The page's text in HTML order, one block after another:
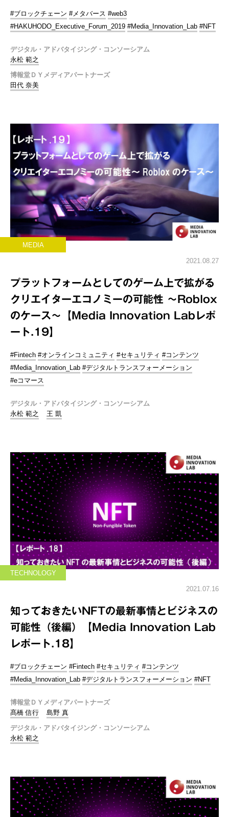
#ブロックチェーン #メタバース #web3
#HAKUHODO_Executive_Forum_2019 #Media_Innovation_Lab #NFT
デジタル・アドバタイジング・コンソーシアム
永松 範之
博報堂ＤＹメディアパートナーズ
田代 奈美
MEDIA
2021.08.27
プラットフォームとしてのゲーム上で拡がる
クリエイターエコノミーの可能性 ～Roblox
のケース～【Media Innovation Labレポ
ート.19】
#Fintech #オンラインコミュニティ #セキュリティ #コンテンツ
#Media_Innovation_Lab #デジタルトランスフォーメーション
#eコマース
デジタル・アドバタイジング・コンソーシアム
永松 範之
王 凱
TECHNOLOGY
2021.07.16
知っておきたいNFTの最新事情とビジネスの
可能性（後編）【Media Innovation Lab
レポート.18】
#ブロックチェーン #Fintech #セキュリティ #コンテンツ
#Media_Innovation_Lab #デジタルトランスフォーメーション #NFT
博報堂ＤＹメディアパートナーズ
髙橋 信行
島野 真
デジタル・アドバタイジング・コンソーシアム
永松 範之